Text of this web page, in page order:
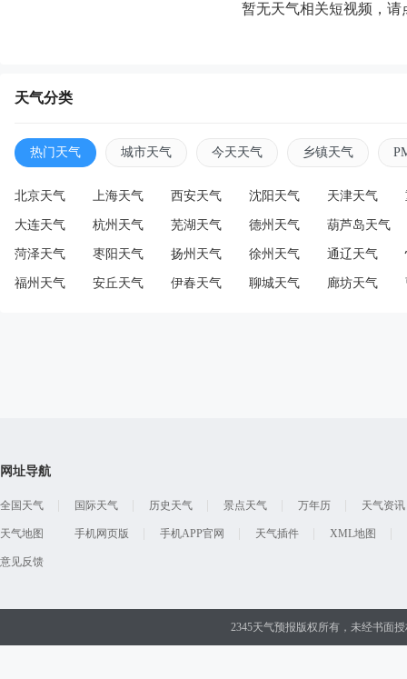
暂无天气相关短视频，请
天气分类
热门天气 城市天气 今天天气 乡镇天气
北京天气 上海天气 西安天气 沈阳天气 天津天气
大连天气 杭州天气 芜湖天气 德州天气 葫芦岛天气
菏泽天气 枣阳天气 扬州天气 徐州天气 通辽天气
福州天气 安丘天气 伊春天气 聊城天气 廊坊天气
网址导航
全国天气 国际天气 历史天气 景点天气 万年历 天气资讯
天气地图 手机网页版 手机APP官网 天气插件 XML地图
意见反馈
2345天气预报版权所有，未经书面